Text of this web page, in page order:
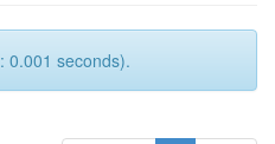
0.001 seconds).